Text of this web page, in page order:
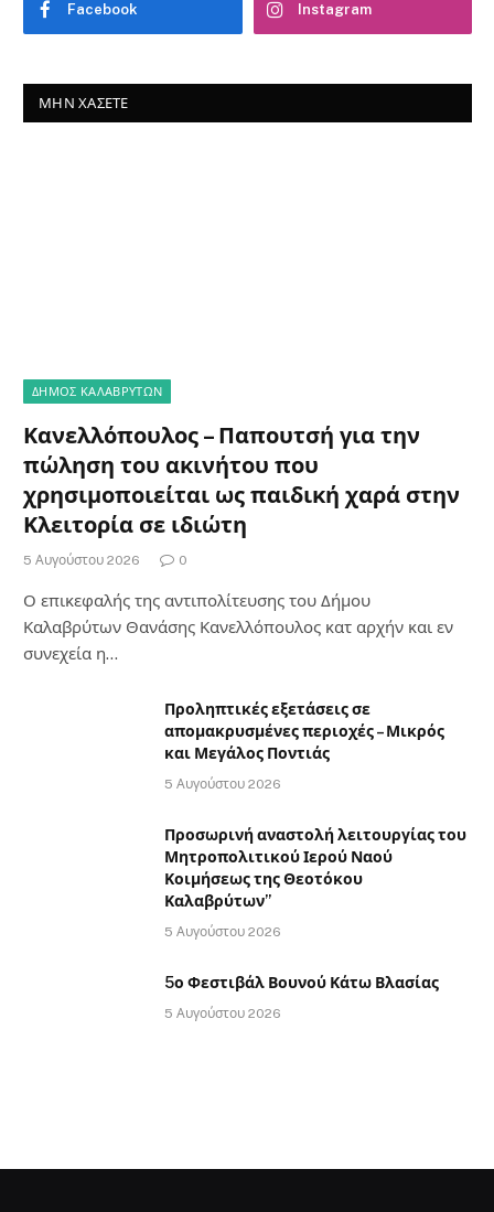
Facebook Instagram
ΜΗΝ ΧΆΣΕΤΕ
ΔΗΜΟΣ ΚΑΛΑΒΡΥΤΩΝ
Κανελλόπουλος – Παπουτσή για την
πώληση του ακινήτου που
χρησιμοποιείται ως παιδική χαρά στην
Κλειτορία σε ιδιώτη
5 Αυγούστου 2026 0
Ο επικεφαλής της αντιπολίτευσης του Δήμου
Καλαβρύτων Θανάσης Κανελλόπουλος κατ αρχήν και εν
συνεχεία η…
Προληπτικές εξετάσεις σε
απομακρυσμένες περιοχές – Μικρός
και Μεγάλος Ποντιάς
5 Αυγούστου 2026
Προσωρινή αναστολή λειτουργίας του
Μητροπολιτικού Ιερού Ναού
Κοιμήσεως της Θεοτόκου
Καλαβρύτων”
5 Αυγούστου 2026
5ο Φεστιβάλ Βουνού Κάτω Βλασίας
5 Αυγούστου 2026